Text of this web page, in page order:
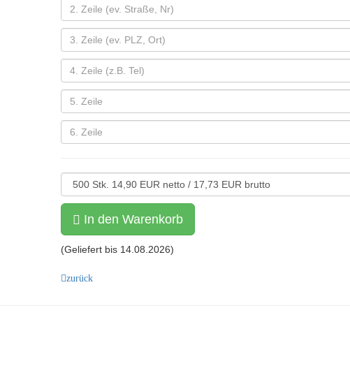
In den Warenkorb
(Geliefert bis 14.08.2026)
zurück